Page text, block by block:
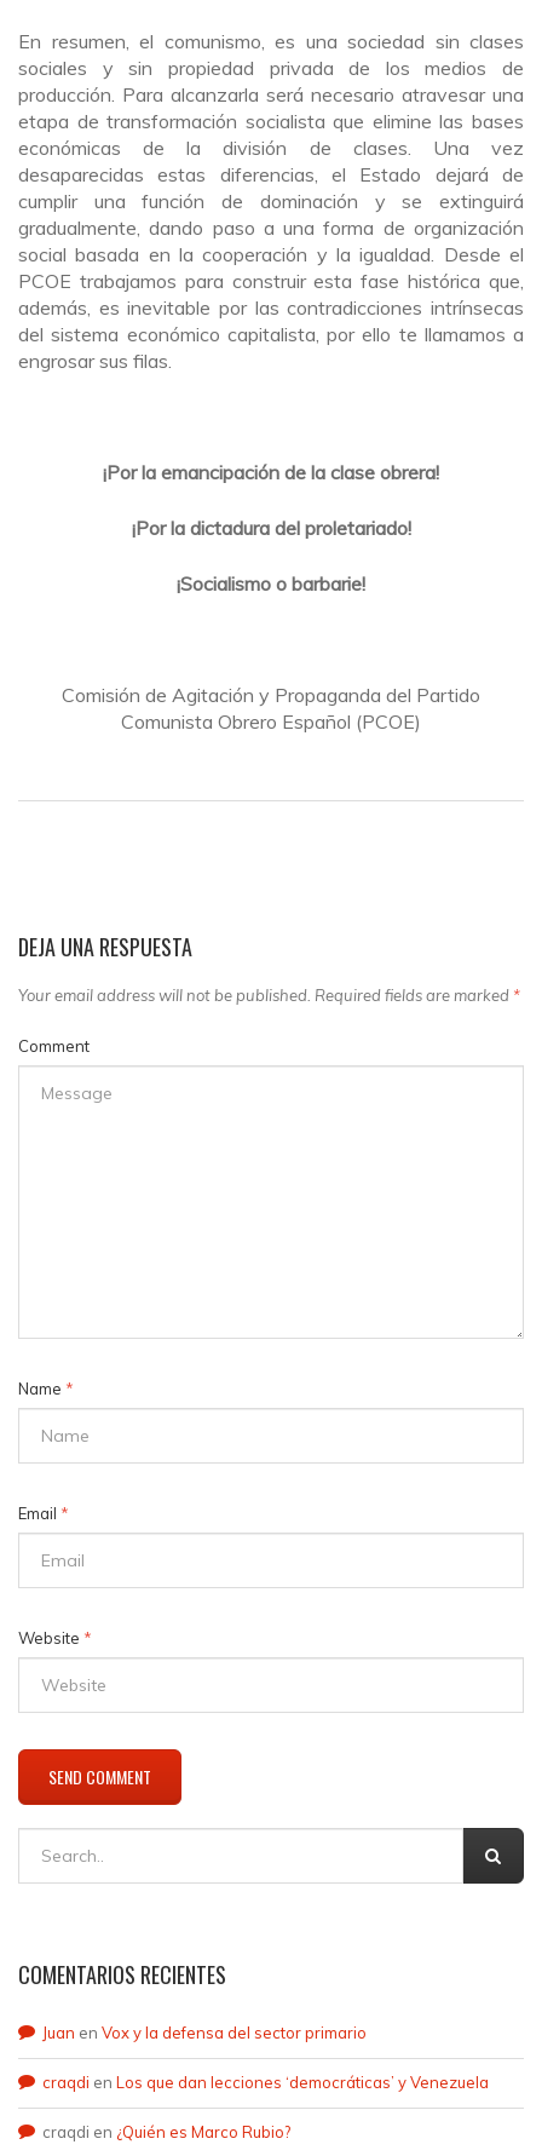
En resumen, el comunismo, es una sociedad sin clases
sociales y sin propiedad privada de los medios de
producción. Para alcanzarla será necesario atravesar una
etapa de transformación socialista que elimine las bases
económicas de la división de clases. Una vez
desaparecidas estas diferencias, el Estado dejará de
cumplir una función de dominación y se extinguirá
gradualmente, dando paso a una forma de organización
social basada en la cooperación y la igualdad. Desde el
PCOE trabajamos para construir esta fase histórica que,
además, es inevitable por las contradicciones intrínsecas
del sistema económico capitalista, por ello te llamamos a
engrosar sus filas.
¡Por la emancipación de la clase obrera!
¡Por la dictadura del proletariado!
¡Socialismo o barbarie!
Comisión de Agitación y Propaganda del Partido
Comunista Obrero Español (PCOE)
DEJA UNA RESPUESTA
Your email address will not be published. Required fields are marked *
Comment
Name *
Email *
Website *
COMENTARIOS RECIENTES
Juan en Vox y la defensa del sector primario
craqdi en Los que dan lecciones ‘democráticas’ y Venezuela
craqdi en ¿Quién es Marco Rubio?